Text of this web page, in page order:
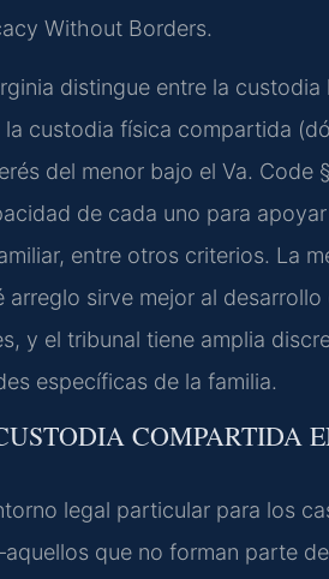
Without Borders.
distingue entre la
custodia física compartida
del menor bajo el Va. Code
de cada uno para
entre otros criterios. La
sirve mejor al
y el tribunal tiene amplia
específicas de la familia.
COMPARTIDA
legal particular para los
que no forman parte